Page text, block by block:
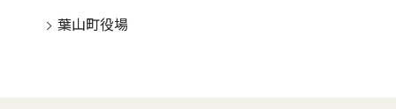
葉山町役場